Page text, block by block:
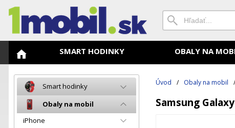
SMART HODINKY OBALY NA
Smart hodinky
Obaly na mobil
iPhone
Úvod / Obaly na mobil
Samsung